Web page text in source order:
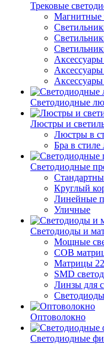
Трековые
Магнитные
Светодиодные
Люстры и
Люстры в
Бра в стиле
Светодиодные
Круглый
Линейные
Уличные
Светодиоды и
Мощные
COB
Матрицы
SMD
Линзы для
Оптоволокно
Светодиодные